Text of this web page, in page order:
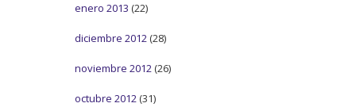
enero 2013 (22)
diciembre 2012 (28)
noviembre 2012 (26)
octubre 2012 (31)